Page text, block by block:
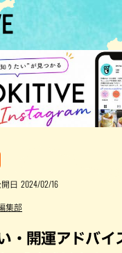
日 2024/02/16
集部
・開運アドバイ